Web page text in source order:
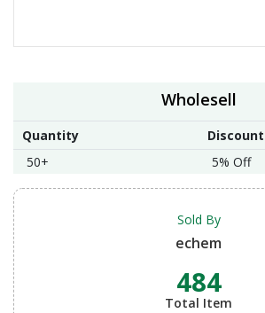
Wholesell
Quantity
Discount
50+
5% Off
Sold By
echem
484
Total Item